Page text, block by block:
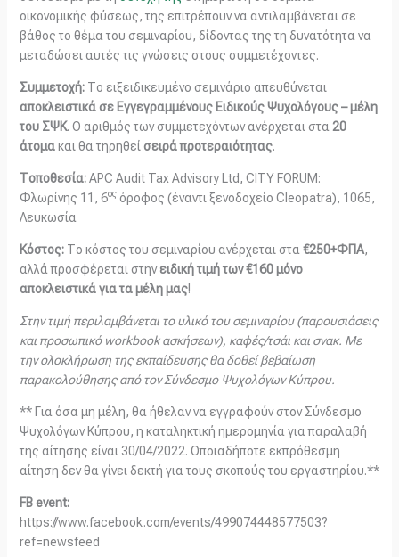
οικονομικής φύσεως, της επιτρέπουν να αντιλαμβάνεται σε
βάθος το θέμα του σεμιναρίου, δίδοντας της τη δυνατότητα να
μεταδώσει αυτές τις γνώσεις στους συμμετέχοντες.
Συμμετοχή: Το ειξειδικευμένο σεμινάριο απευθύνεται
αποκλειστικά σε Εγγεγραμμένους Ειδικούς Ψυχολόγους – μέλη
του ΣΨΚ. Ο αριθμός των συμμετεχόντων ανέρχεται στα 20
άτομακαι θα τηρηθεί σειρά προτεραιότητας.
Τοποθεσία:APC Audit Tax Advisory Ltd, CITY FORUM:
Φλωρίνης 11, 6οςόροφος (έναντι ξενοδοχείο Cleopatra), 1065,
Λευκωσία
Κόστος:Το κόστος του σεμιναρίου ανέρχεται στα €250+ΦΠΑ,
αλλά προσφέρεται στηνειδική τιμή των €160 μόνο
αποκλειστικά για τα μέλη μας!
Στην τιμή περιλαμβάνεται το υλικό του σεμιναρίου (παρουσιάσεις
και προσωπικό workbookασκήσεων), καφές/τσάι και σνακ. Με
την ολοκλήρωση της εκπαίδευσης θα δοθεί βεβαίωση
παρακολούθησης από τον Σύνδεσμο Ψυχολόγων Κύπρου.
** Για όσα μη μέλη, θα ήθελαν να εγγραφούν στον Σύνδεσμο
Ψυχολόγων Κύπρου, η καταληκτική ημερομηνία για παραλαβή
της αίτησης είναι 30/04/2022. Οποιαδήποτε εκπρόθεσμη
αίτηση δεν θα γίνει δεκτή για τους σκοπούς του εργαστηρίου.**
FB event:
https://www.facebook.com/events/499074448577503?
ref=newsfeed